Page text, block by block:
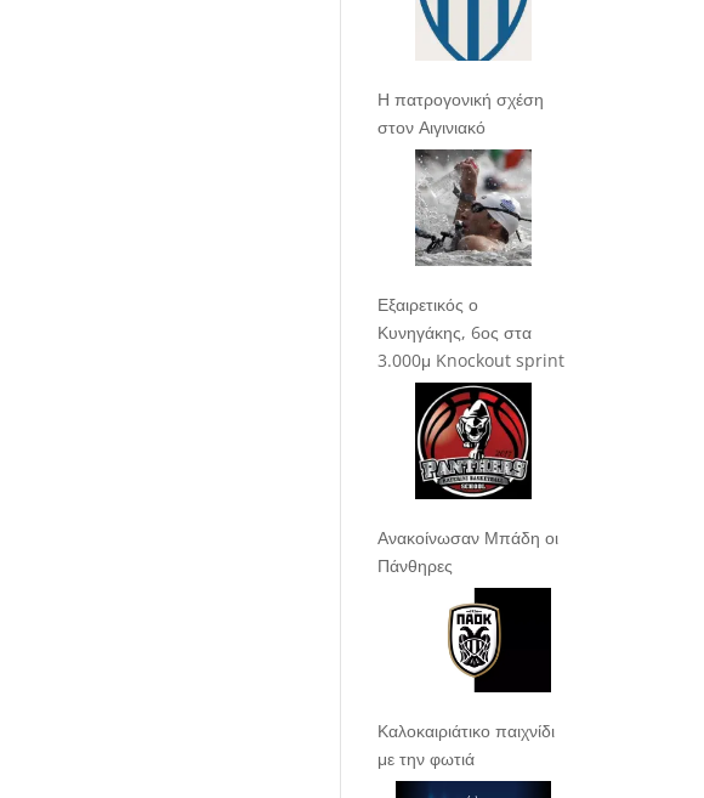
Η πατρογονική σχέση
στον Αιγινιακό
Εξαιρετικός ο
Κυνηγάκης, 6ος στα
3.000μ Knockout sprint
Ανακοίνωσαν Μπάδη οι
Πάνθηρες
Καλοκαιριάτικο παιχνίδι
με την φωτιά